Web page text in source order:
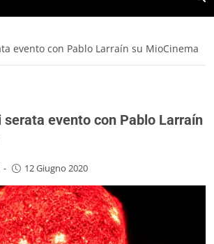
evento con Pablo Larraín su MioCinema
serata evento con Pablo Larraín
- 12 Giugno 2020